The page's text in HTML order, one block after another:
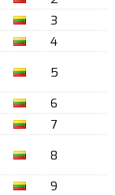
3
4
5
6
7
8
9